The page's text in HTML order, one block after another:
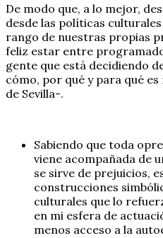
De modo que, a lo mejor,
desde las políticas
rango de nuestras propias
feliz estar entre
gente que está decidiendo
cómo, por qué y para qué
de Sevilla-.
Sabiendo que toda
viene acompañada de
se sirve de prejuicios,
construcciones
culturales que lo
en mi esfera de
menos acceso a la